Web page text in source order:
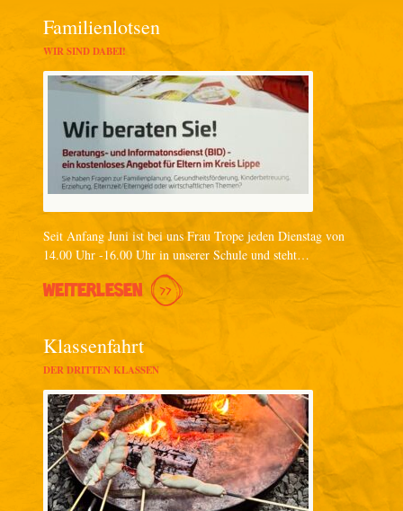
Familienlotsen
WIR SIND DABEI!
Seit Anfang Juni ist bei uns Frau Trope jeden Dienstag von
14.00 Uhr -16.00 Uhr in unserer Schule und steht…
WEITERLESEN
Klassenfahrt
DER DRITTEN KLASSEN